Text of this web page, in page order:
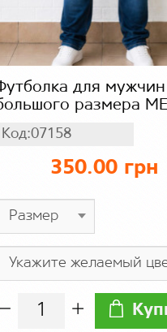
для мужчин
размера
трикотажная
цвет бордовый
Код:07158
350.00 грн